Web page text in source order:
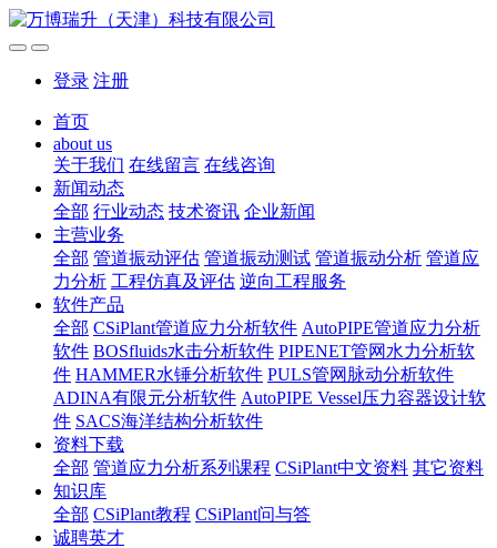
登录 注册
首页
about us
关于我们 在线留言 在线咨询
新闻动态
全部 行业动态 技术资讯 企业新闻
主营业务
全部 管道振动评估 管道振动测试 管道振动分析 管道应
力分析 工程仿真及评估 逆向工程服务
软件产品
全部 CSiPlant管道应力分析软件 AutoPIPE管道应力分析
软件 BOSfluids水击分析软件 PIPENET管网水力分析软
件 HAMMER水锤分析软件 PULS管网脉动分析软件
ADINA有限元分析软件 AutoPIPE Vessel压力容器设计软
件 SACS海洋结构分析软件
资料下载
全部 管道应力分析系列课程 CSiPlant中文资料 其它资料
知识库
全部 CSiPlant教程 CSiPlant问与答
诚聘英才